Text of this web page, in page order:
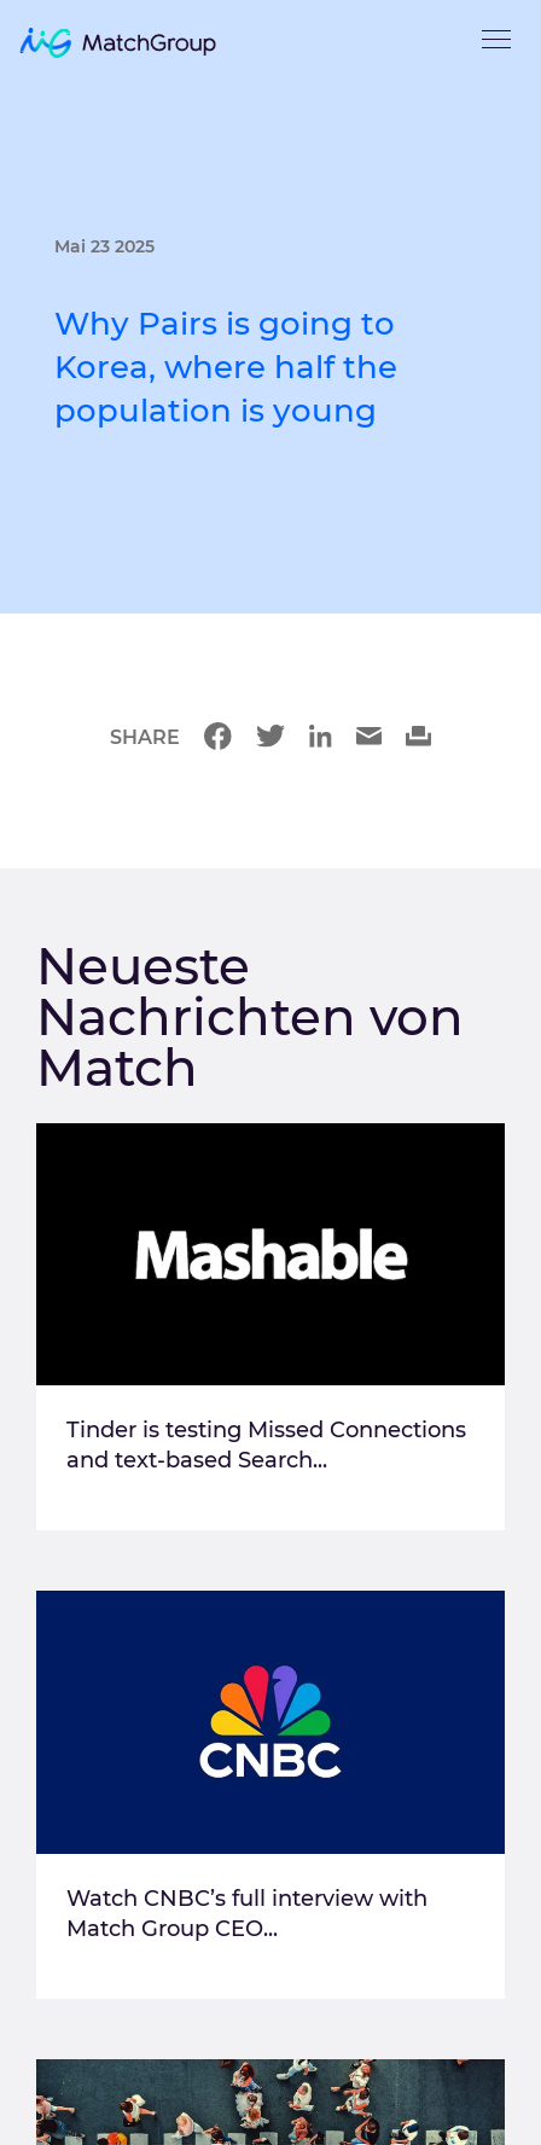
Mai 23 2025
Why Pairs is going to
Korea, where half the
population is young
SHARE
Neueste
Nachrichten von
Match
Tinder is testing Missed Connections
and text-based Search...
Watch CNBC’s full interview with
Match Group CEO...